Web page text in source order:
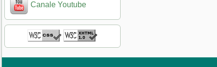
Canale Youtube